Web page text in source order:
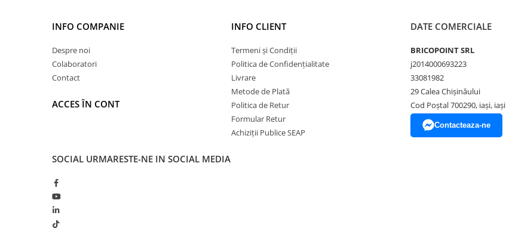
Pardoseli și Nivelare Suport
Rașini Reparații Fisuri Șapă
Aditivi pentru Betoane și Mortare
Profile Tencuieli și Glet
Profile Glet
Profile Tencuieli
INFO COMPANIE
Despre noi
Colaboratori
Contact
ACCES ÎN CONT
INFO CLIENT
Termeni și Condiții
Politica de Confidențialitate
Livrare
Metode de Plată
Politica de Retur
Formular Retur
Achiziții Publice SEAP
DATE COMERCIALE
BRICOPOINT SRL
j2014000693223
33081982
29 Calea Chișinăului
Cod Poștal 700290, iași, iași
Contacteaza-ne
SOCIAL URMARESTE-NE IN SOCIAL MEDIA